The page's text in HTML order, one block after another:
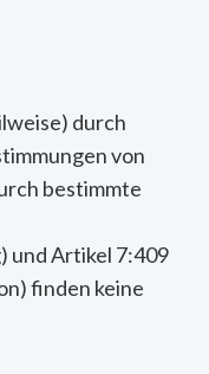
durch
von
bestimmte
und Artikel 7:409
finden keine